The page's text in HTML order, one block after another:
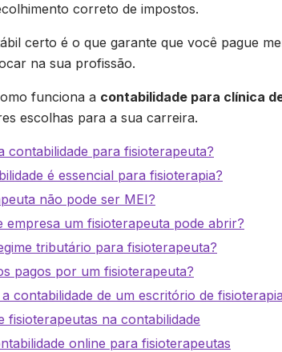
correto de impostos.
certo é o que garante que você pague
na sua profissão.
funciona a contabilidade para clínica
escolhas para a sua carreira.
contabilidade para fisioterapeuta?
é essencial para fisioterapia?
não pode ser MEI?
empresa um fisioterapeuta pode abrir?
tributário para fisioterapeuta?
pagos por um fisioterapeuta?
contabilidade de um escritório de
fisioterapeutas na contabilidade
online para fisioterapeutas